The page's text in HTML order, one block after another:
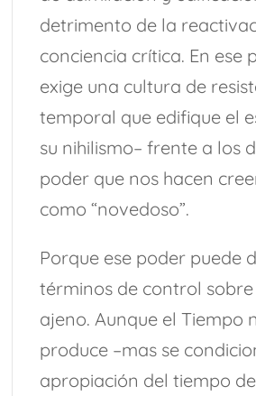
detrimento de la
conciencia crítica. En ese
exige una cultura de
temporal que edifique el
su nihilismo– frente a los
poder que nos hacen
como “novedoso”.
Porque ese poder puede
términos de control
ajeno. Aunque el Tiempo
produce –mas se
apropiación del tiempo